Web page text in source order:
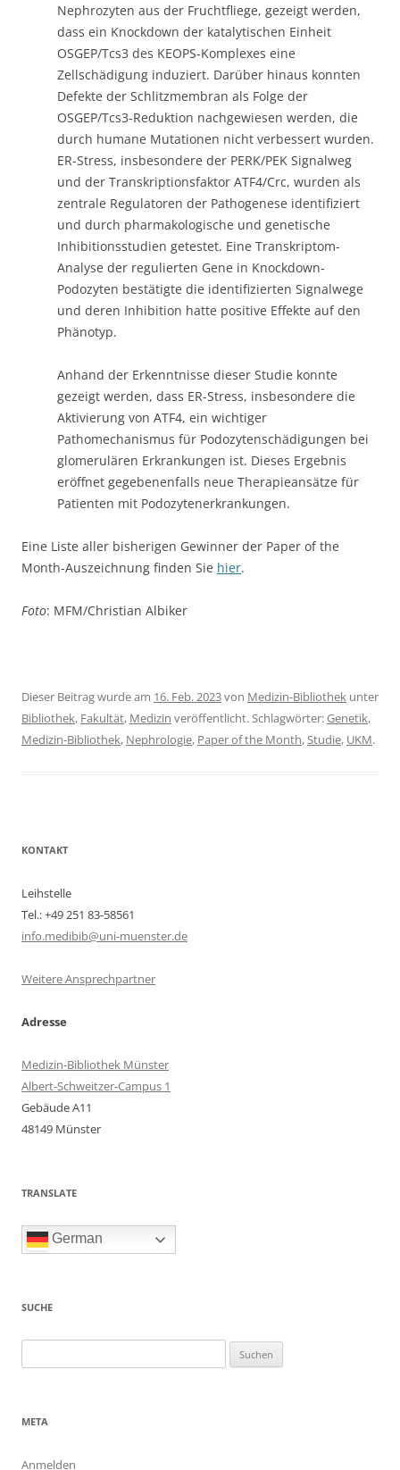
Nephrozyten aus der Fruchtfliege, gezeigt werden,
dass ein Knockdown der katalytischen Einheit
OSGEP/Tcs3 des KEOPS-Komplexes eine
Zellschädigung induziert. Darüber hinaus konnten
Defekte der Schlitzmembran als Folge der
OSGEP/Tcs3-Reduktion nachgewiesen werden, die
durch humane Mutationen nicht verbessert wurden.
ER-Stress, insbesondere der PERK/PEK Signalweg
und der Transkriptionsfaktor ATF4/Crc, wurden als
zentrale Regulatoren der Pathogenese identifiziert
und durch pharmakologische und genetische
Inhibitionsstudien getestet. Eine Transkriptom-
Analyse der regulierten Gene in Knockdown-
Podozyten bestätigte die identifizierten Signalwege
und deren Inhibition hatte positive Effekte auf den
Phänotyp.
Anhand der Erkenntnisse dieser Studie konnte
gezeigt werden, dass ER-Stress, insbesondere die
Aktivierung von ATF4, ein wichtiger
Pathomechanismus für Podozytenschädigungen bei
glomerulären Erkrankungen ist. Dieses Ergebnis
eröffnet gegebenenfalls neue Therapieansätze für
Patienten mit Podozytenerkrankungen.
Eine Liste aller bisherigen Gewinner der Paper of the
Month-Auszeichnung finden Sie hier.
Foto: MFM/Christian Albiker
Dieser Beitrag wurde am 16. Feb. 2023von Medizin-Bibliothek unter
Bibliothek, Fakultät, Medizin veröffentlicht. Schlagwörter:Genetik,
Medizin-Bibliothek, Nephrologie, Paper of the Month,Studie, UKM.
KONTAKT
Leihstelle
Tel.: +49 251 83-58561
info.medibib@uni-muenster.de
Weitere Ansprechpartner
Adresse
Medizin-Bibliothek Münster
Albert-Schweitzer-Campus 1
Gebäude A11
48149 Münster
TRANSLATE
German
SUCHE
nach:
META
Anmelden